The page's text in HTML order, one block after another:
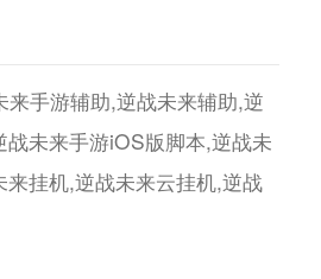
来手游辅助,逆战未来辅助,逆
未来手游iOS版脚本,逆战未
挂机,逆战未来云挂机,逆战